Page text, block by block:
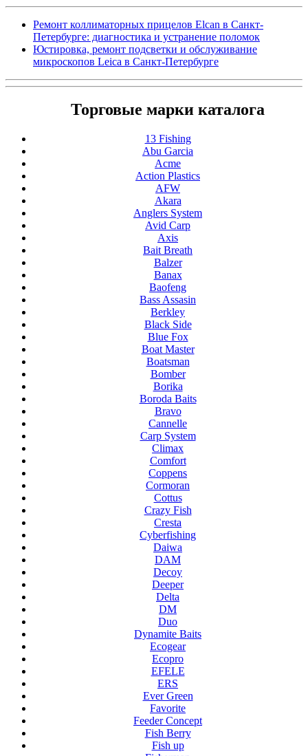
Ремонт коллиматорных прицелов Elcan в Санкт-
Петербурге: диагностика и устранение поломок
Юстировка, ремонт подсветки и обслуживание
микроскопов Leica в Санкт-Петербурге
Торговые марки каталога
13 Fishing
Abu Garcia
Acme
Action Plastics
AFW
Akara
Anglers System
Avid Carp
Axis
Bait Breath
Balzer
Banax
Baofeng
Bass Assasin
Berkley
Black Side
Blue Fox
Boat Master
Boatsman
Bomber
Borika
Boroda Baits
Bravo
Cannelle
Carp System
Climax
Comfort
Coppens
Cormoran
Cottus
Crazy Fish
Cresta
Cyberfishing
Daiwa
DAM
Decoy
Deeper
Delta
DM
Duo
Dynamite Baits
Ecogear
Ecopro
EFELE
ERS
Ever Green
Favorite
Feeder Concept
Fish Berry
Fish up